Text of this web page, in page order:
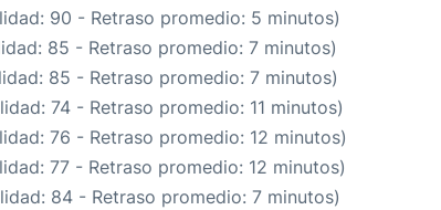
90 - Retraso promedio: 5 minutos)
85 - Retraso promedio: 7 minutos)
85 - Retraso promedio: 7 minutos)
74 - Retraso promedio: 11 minutos)
76 - Retraso promedio: 12 minutos)
77 - Retraso promedio: 12 minutos)
84 - Retraso promedio: 7 minutos)